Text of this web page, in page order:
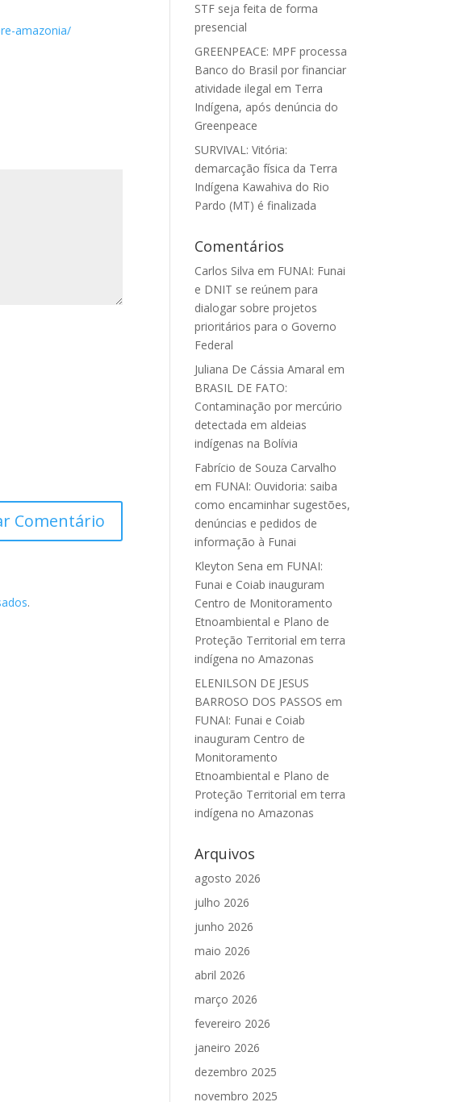
amazonia/
.
STF seja feita de forma
presencial
GREENPEACE: MPF processa
Banco do Brasil por financiar
atividade ilegal em Terra
Indígena, após denúncia do
Greenpeace
SURVIVAL: Vitória:
demarcação física da Terra
Indígena Kawahiva do Rio
Pardo (MT) é finalizada
Comentários
Carlos Silva em FUNAI: Funai
e DNIT se reúnem para
dialogar sobre projetos
prioritários para o Governo
Federal
Juliana De Cássia Amaral em
BRASIL DE FATO:
Contaminação por mercúrio
detectada em aldeias
indígenas na Bolívia
Fabrício de Souza Carvalho
em FUNAI: Ouvidoria: saiba
como encaminhar sugestões,
denúncias e pedidos de
informação à Funai
Kleyton Sena em FUNAI:
Funai e Coiab inauguram
Centro de Monitoramento
Etnoambiental e Plano de
Proteção Territorial em terra
indígena no Amazonas
ELENILSON DE JESUS
BARROSO DOS PASSOS em
FUNAI: Funai e Coiab
inauguram Centro de
Monitoramento
Etnoambiental e Plano de
Proteção Territorial em terra
indígena no Amazonas
Arquivos
agosto 2026
julho 2026
junho 2026
maio 2026
abril 2026
março 2026
fevereiro 2026
janeiro 2026
dezembro 2025
novembro 2025